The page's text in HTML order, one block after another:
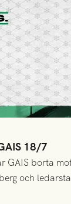
18/7
GAIS borta
och